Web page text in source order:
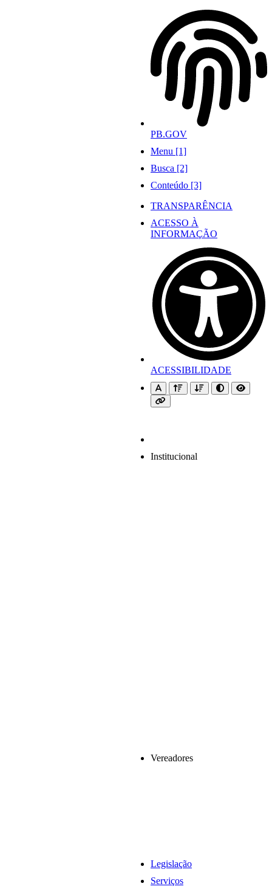
PB.GOV
Menu [1]
Busca [2]
Conteúdo [3]
TRANSPARÊNCIA
ACESSO À
INFORMAÇÃO
ACESSIBILIDADE
Institucional
Vereadores
Legislação
Serviços